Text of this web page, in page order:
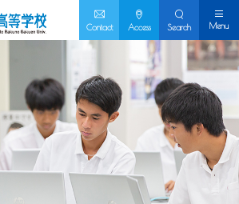
Contact Access Search Menu